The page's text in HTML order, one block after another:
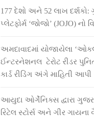
177 દેશો અને 52 લાખ દર્શકો:
પ્લેટફોર્મ ‘જોજો’ (JOJO) નો
અમદાવાદમાં યોજાયેલા
ઈન્ટરનેશનલ ટેરોટ રીડર
કાર્ડ રીડિંગ અંગે માહિતી આપી
આયુદા ઓર્ગેનિક્સ દ્વારા
રિટેલ સ્ટોર્સ અને ગીર ગાયના